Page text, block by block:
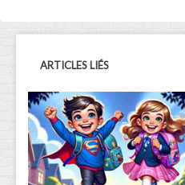
ARTICLES LIÉS